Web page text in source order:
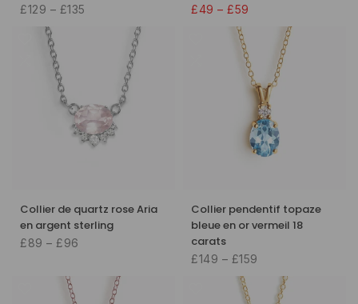
£129 – £135 £49 – £59
Collier de quartz rose Aria
en argent sterling
£89 – £96
Collier pendentif topaze
bleue en or vermeil 18
carats
£149 – £159